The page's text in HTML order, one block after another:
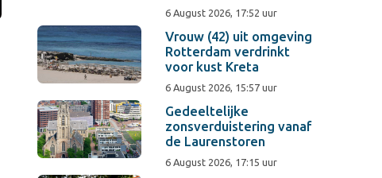
6 August 2026, 17:52 uur
Vrouw (42) uit omgeving
Rotterdam verdrinkt
voor kust Kreta
6 August 2026, 15:57 uur
Gedeeltelijke
zonsverduistering vanaf
de Laurenstoren
6 August 2026, 17:15 uur